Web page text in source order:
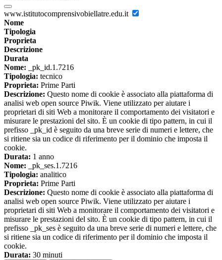
www.istitutocomprensivobiellatre.edu.it
Nome
Tipologia
Proprieta
Descrizione
Durata
Nome: _pk_id.1.7216
Tipologia: tecnico
Proprieta: Prime Parti
Descrizione: Questo nome di cookie è associato alla piattaforma di
analisi web open source Piwik. Viene utilizzato per aiutare i
proprietari di siti Web a monitorare il comportamento dei visitatori e
misurare le prestazioni del sito. È un cookie di tipo pattern, in cui il
prefisso _pk_id è seguito da una breve serie di numeri e lettere, che
si ritiene sia un codice di riferimento per il dominio che imposta il
cookie.
Durata: 1 anno
Nome: _pk_ses.1.7216
Tipologia: analitico
Proprieta: Prime Parti
Descrizione: Questo nome di cookie è associato alla piattaforma di
analisi web open source Piwik. Viene utilizzato per aiutare i
proprietari di siti Web a monitorare il comportamento dei visitatori e
misurare le prestazioni del sito. È un cookie di tipo pattern, in cui il
prefisso _pk_ses è seguito da una breve serie di numeri e lettere, che
si ritiene sia un codice di riferimento per il dominio che imposta il
cookie.
Durata: 30 minuti